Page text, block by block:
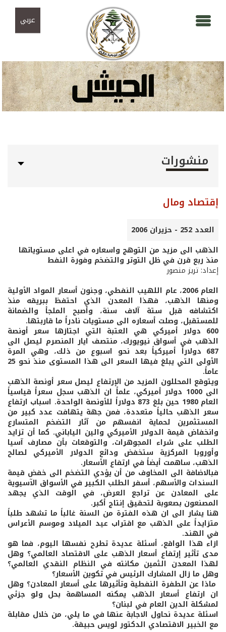
عربي
منشورات
إقتصاد ومال
العدد 252 - حزيران 2006
الذهب الى مزيد من التوهج واسعاره في اعلى مستوياتها
منذ ربع قرن في ظل التوتر والتضخم وفورة النفط
إعداد: تريز منصور
العام 2006، عام اللهيب النفطي، وجنون أسعار المواد الأولية
ومنها الذهب، فهذا المعدن الذي احتفظ ببريقه منذ
اكتشافه قبل ستة آلاف سنة، وأصبح الملجأ والضمانة
للمستقبل، وصلت أسعاره الى مستويات نادراً ما قاربتها.
600 دولار أميركي هي العتبة التي اجتازها سعر أونصة
الذهب في أسواق نيويورك، منتصف ايار المنصرم ليصل الى
687 دولاراً أميركياً بعد نحو اسبوع من ذلك، وهي المرة
الأولى التي يبلغ فيها السعر الى هذا المستوى منذ نحو 25
عاماً.
ويتوقع المحللون المزيد من الإرتفاع ليصل سعر أونصة الذهب
الى 1000 دولار أميركي، علماً ان الذهب سجل سعراً قياسياً
العام 1980 حين بلغ 873 دولاراً للأونصة الواحدة. اسباب ارتفاع
سعر الذهب حالياً متعددة، فمن جهة يتهافت عدد كبير من
المستثمرين لحماية انفسهم من آثار التضخم المتسارع
وانخفاض قيمة الدولار الأميركي والين الياباني. كما أن تزايد
الطلب على شراء المجوهرات، والتوقعات بأن مصارف آسيا
وأوروبا المركزية ستخفض ودائع الدولار الأميركي لصالح
الذهب، ساهمت أيضاً في ارتفاع الأسعار.
فبالاضافة الى المخاوف من أن يؤدي التضخم الى خفض قيمة
السندات والأسهم، أسفر الطلب الكبير في الأسواق الآسيوية
على المعادن عن تراجع العرض، في الوقت الذي يجهد
المصنعون بصعوبة لتحقيق إنتاج أكبر.
هنا يشار الى ان هذه الفترة من السنة غالباً ما تشهد طلباً
متزايداً على الذهب مع اقتراب عيد الميلاد وموسم الأعراس
في الهند.
ازاء هذا الواقع، أسئلة عديدة تطرح نفسها اليوم، فما هو
مدى تأثير إرتفاع أسعار الذهب على الاقتصاد العالمي؟ وهل
لهذا المعدن الثمين مكانته في النظام النقدي العالمي؟
وهل ما زال المشارك الرئيس في تكوين الأسعار؟
ماذا عن الطفرة النفطية وتأثيرها على أسعار المعادن؟ وهل
ان ارتفاع أسعار الذهب يمكنه المساهمة بحل ولو جزئي
لمشكلة الدين العام في لبنان؟
اسئلة عديدة نحاول الاجابة عنها في ما يلي، من خلال مقابلة
مع الخبير الاقتصادي الدكتور لويس حبيقة.